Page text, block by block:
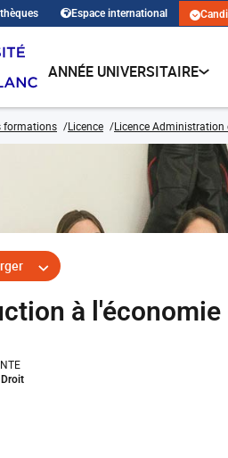
Espace international
ANNÉE UNIVERSITAIRE
formations Licence Licence
à l'économie
Droit